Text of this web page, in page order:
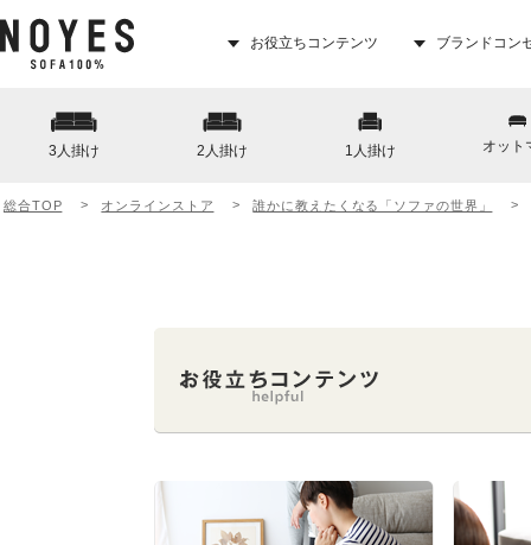
お役立ちコンテンツ ブランドコン
3人掛け 2人掛け 1人掛け オット
総合TOP オンラインストア 誰かに教えたくなる「ソファの世界」